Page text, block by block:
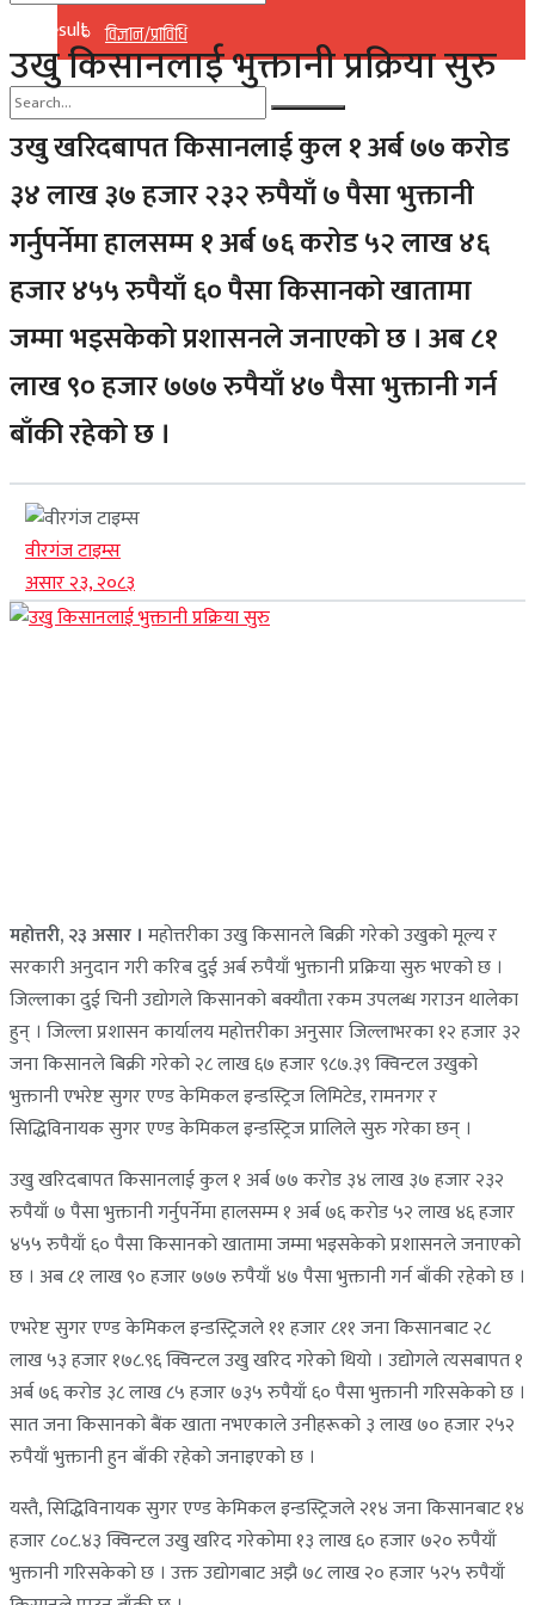
विज्ञान/प्राविधि
No Result
View All Result
No Result
View All Result
उखु किसानलाई भुक्तानी प्रक्रिया सुरु
उखु खरिदबापत किसानलाई कुल १ अर्ब ७७ करोड
३४ लाख ३७ हजार २३२ रुपैयाँ ७ पैसा भुक्तानी
गर्नुपर्नेमा हालसम्म १ अर्ब ७६ करोड ५२ लाख ४६
हजार ४५५ रुपैयाँ ६० पैसा किसानको खातामा
जम्मा भइसकेको प्रशासनले जनाएको छ । अब ८१
लाख ९० हजार ७७७ रुपैयाँ ४७ पैसा भुक्तानी गर्न
बाँकी रहेको छ ।
वीरगंज टाइम्स
असार २३, २०८३
महोत्तरी, २३ असार । महोत्तरीका उखु किसानले बिक्री गरेको उखुको मूल्य र
सरकारी अनुदान गरी करिब दुई अर्ब रुपैयाँ भुक्तानी प्रक्रिया सुरु भएको छ ।
जिल्लाका दुई चिनी उद्योगले किसानको बक्यौता रकम उपलब्ध गराउन थालेका
हुन् । जिल्ला प्रशासन कार्यालय महोत्तरीका अनुसार जिल्लाभरका १२ हजार ३२
जना किसानले बिक्री गरेको २८ लाख ६७ हजार ९८७.३९ क्विन्टल उखुको
भुक्तानी एभरेष्ट सुगर एण्ड केमिकल इन्डस्ट्रिज लिमिटेड, रामनगर र
सिद्धिविनायक सुगर एण्ड केमिकल इन्डस्ट्रिज प्रालिले सुरु गरेका छन् ।
उखु खरिदबापत किसानलाई कुल १ अर्ब ७७ करोड ३४ लाख ३७ हजार २३२
रुपैयाँ ७ पैसा भुक्तानी गर्नुपर्नेमा हालसम्म १ अर्ब ७६ करोड ५२ लाख ४६ हजार
४५५ रुपैयाँ ६० पैसा किसानको खातामा जम्मा भइसकेको प्रशासनले जनाएको
छ । अब ८१ लाख ९० हजार ७७७ रुपैयाँ ४७ पैसा भुक्तानी गर्न बाँकी रहेको छ ।
एभरेष्ट सुगर एण्ड केमिकल इन्डस्ट्रिजले ११ हजार ८११ जना किसानबाट २८
लाख ५३ हजार १७८.९६ क्विन्टल उखु खरिद गरेको थियो । उद्योगले त्यसबापत १
अर्ब ७६ करोड ३८ लाख ८५ हजार ७३५ रुपैयाँ ६० पैसा भुक्तानी गरिसकेको छ ।
सात जना किसानको बैंक खाता नभएकाले उनीहरूको ३ लाख ७० हजार २५२
रुपैयाँ भुक्तानी हुन बाँकी रहेको जनाइएको छ ।
यस्तै, सिद्धिविनायक सुगर एण्ड केमिकल इन्डस्ट्रिजले २१४ जना किसानबाट १४
हजार ८०८.४३ क्विन्टल उखु खरिद गरेकोमा १३ लाख ६० हजार ७२० रुपैयाँ
भुक्तानी गरिसकेको छ । उक्त उद्योगबाट अझै ७८ लाख २० हजार ५२५ रुपैयाँ